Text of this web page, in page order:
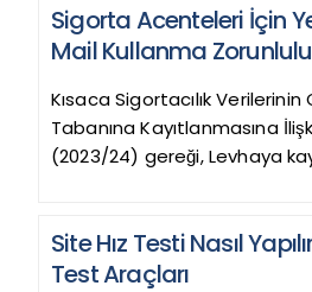
Sigorta Acenteleri İçin
Mail Kullanma
Kısaca Sigortacılık
Tabanına Kayıtlanmasına
(2023/24) gereği, Levhaya
Site Hız Testi Nasıl
Test Araçları